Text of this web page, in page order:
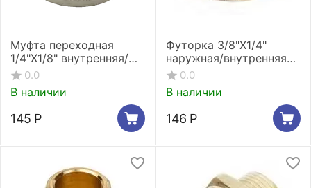
Муфта переходная
1/4"X1/8" внутренняя/
наружная резьба
никелированная Stout
SFT-0008-001418
0.0
В наличии
145 Р
Футорка 3/8"X1/4"
наружная/внутренняя
резьба Stout SFT-0028-
003814
0.0
В наличии
146 Р